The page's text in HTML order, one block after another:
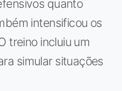
quanto
intensificou os
treino incluiu um
simular situações